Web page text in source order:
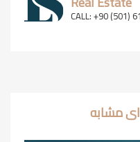
CALL: +90 (501)
مشابه